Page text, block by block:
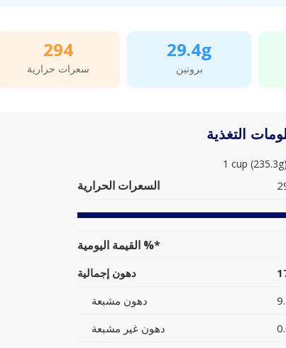
294
سعرات حرارية
29.4g
بروتين
التغذية
1 cup (235.3g)
السعرات الحرارية
القيمة اليومية %*
دهون إجمالية
دهون مشبعة
دهون غير مشبعة